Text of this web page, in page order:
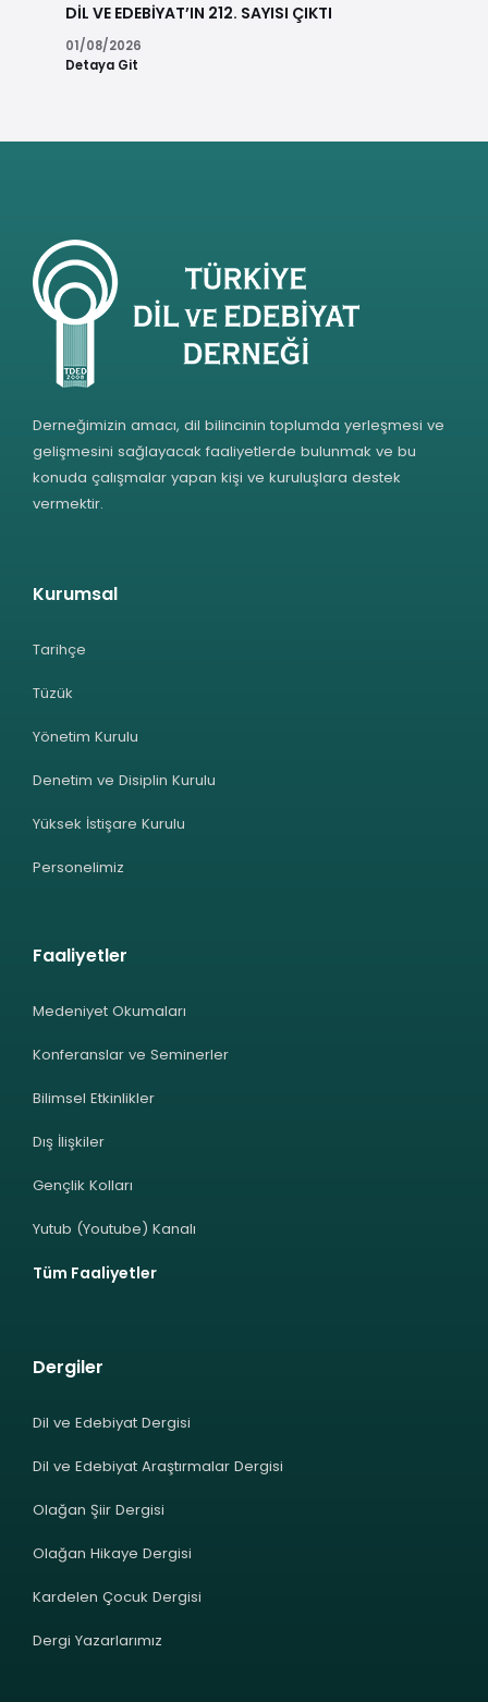
DİL VE EDEBİYAT’IN 212. SAYISI ÇIKTI
01/08/2026
Detaya Git
Derneğimizin amacı, dil bilincinin toplumda yerleşmesi ve
gelişmesini sağlayacak faaliyetlerde bulunmak ve bu
konuda çalışmalar yapan kişi ve kuruluşlara destek
vermektir.
Kurumsal
Tarihçe
Tüzük
Yönetim Kurulu
Denetim ve Disiplin Kurulu
Yüksek İstişare Kurulu
Personelimiz
Faaliyetler
Medeniyet Okumaları
Konferanslar ve Seminerler
Bilimsel Etkinlikler
Dış İlişkiler
Gençlik Kolları
Yutub (Youtube) Kanalı
Tüm Faaliyetler
Dergiler
Dil ve Edebiyat Dergisi
Dil ve Edebiyat Araştırmalar Dergisi
Olağan Şiir Dergisi
Olağan Hikaye Dergisi
Kardelen Çocuk Dergisi
Dergi Yazarlarımız